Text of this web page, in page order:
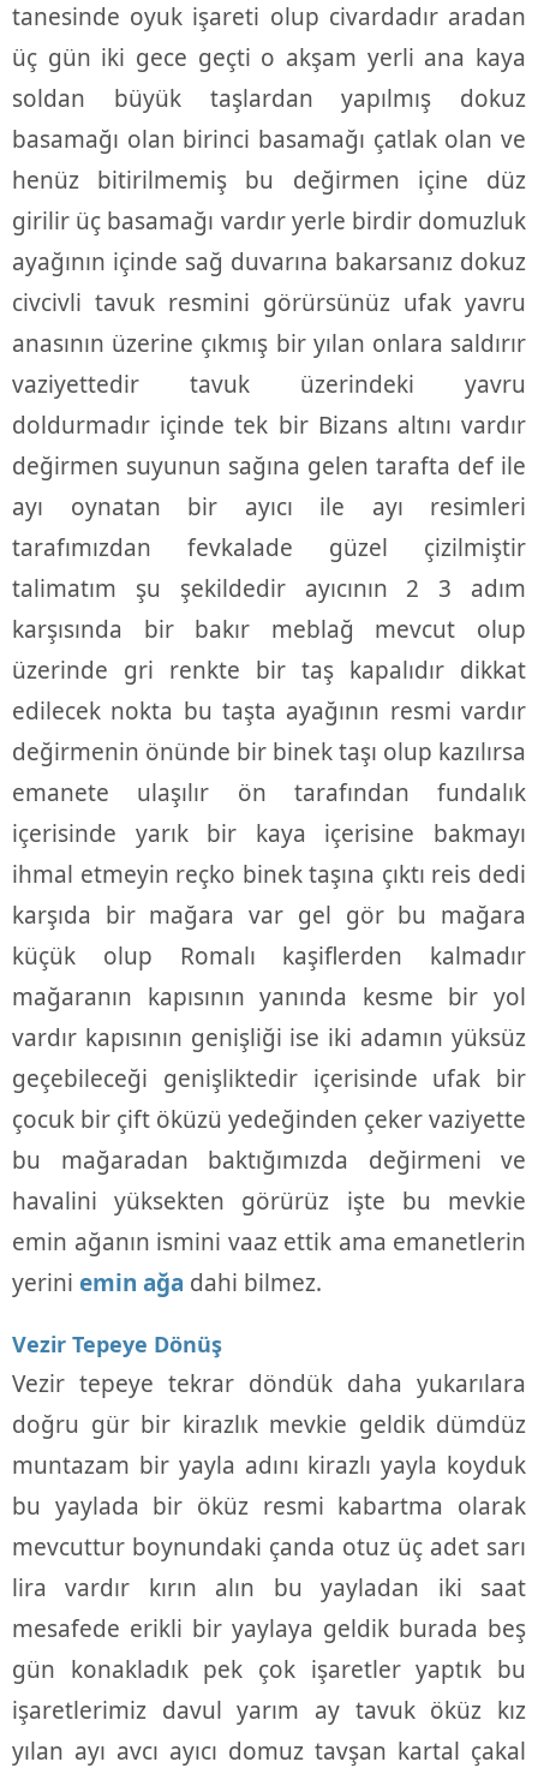
tanesinde oyuk işareti olup civardadır aradan
üç gün iki gece geçti o akşam yerli ana kaya
soldan büyük taşlardan yapılmış dokuz
basamağı olan birinci basamağı çatlak olan ve
henüz bitirilmemiş bu değirmen içine düz
girilir üç basamağı vardır yerle birdir domuzluk
ayağının içinde sağ duvarına bakarsanız dokuz
civcivli tavuk resmini görürsünüz ufak yavru
anasının üzerine çıkmış bir yılan onlara saldırır
vaziyettedir tavuk üzerindeki yavru
doldurmadır içinde tek bir Bizans altını vardır
değirmen suyunun sağına gelen tarafta def ile
ayı oynatan bir ayıcı ile ayı resimleri
tarafımızdan fevkalade güzel çizilmiştir
talimatım şu şekildedir ayıcının 2 3 adım
karşısında bir bakır meblağ mevcut olup
üzerinde gri renkte bir taş kapalıdır dikkat
edilecek nokta bu taşta ayağının resmi vardır
değirmenin önünde bir binek taşı olup kazılırsa
emanete ulaşılır ön tarafından fundalık
içerisinde yarık bir kaya içerisine bakmayı
ihmal etmeyin reçko binek taşına çıktı reis dedi
karşıda bir mağara var gel gör bu mağara
küçük olup Romalı kaşiflerden kalmadır
mağaranın kapısının yanında kesme bir yol
vardır kapısının genişliği ise iki adamın yüksüz
geçebileceği genişliktedir içerisinde ufak bir
çocuk bir çift öküzü yedeğinden çeker vaziyette
bu mağaradan baktığımızda değirmeni ve
havalini yüksekten görürüz işte bu mevkie
emin ağanın ismini vaaz ettik ama emanetlerin
yerini emin ağa dahi bilmez.
Vezir Tepeye Dönüş
Vezir tepeye tekrar döndük daha yukarılara
doğru gür bir kirazlık mevkie geldik dümdüz
muntazam bir yayla adını kirazlı yayla koyduk
bu yaylada bir öküz resmi kabartma olarak
mevcuttur boynundaki çanda otuz üç adet sarı
lira vardır kırın alın bu yayladan iki saat
mesafede erikli bir yaylaya geldik burada beş
gün konakladık pek çok işaretler yaptık bu
işaretlerimiz davul yarım ay tavuk öküz kız
yılan ayı avcı ayıcı domuz tavşan kartal çakal